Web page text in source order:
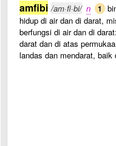
amfibi /am·fi·bi/ n 1
hidup di air dan di darat,
berfungsi di air dan di darat:
darat dan di atas
landas dan mendarat, baik